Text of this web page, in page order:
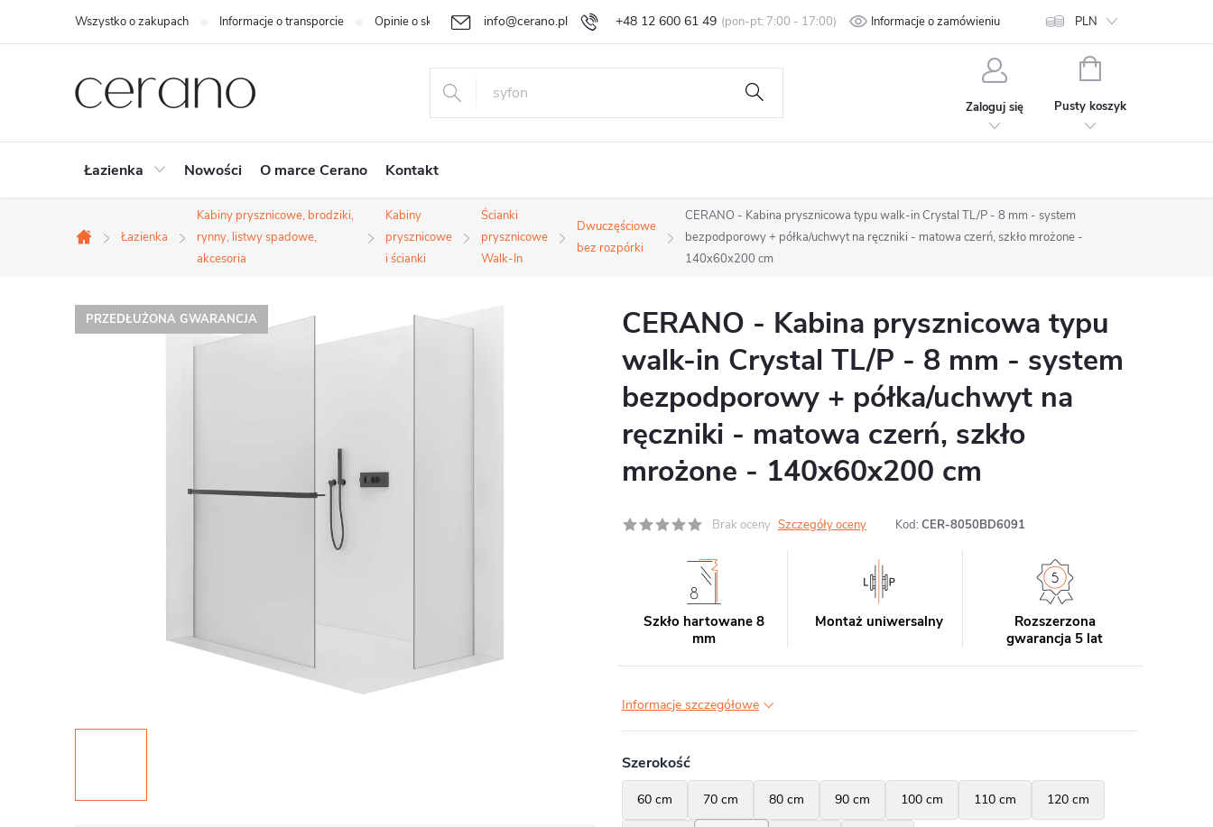
+48 12 600 61 49
info@cerano.pl
Wszystko o zakupach Informacje o transporcie Opinie o sklepie Indywidualna wycena Zwroty i reklamacje Regulamin Polityka prywatności Kontakt
Informacje o zamówieniu PLN
Zaloguj się
KOSZYK
Pusty koszyk
Łazienka Nowości O marce Cerano Kontakt
Home
Łazienka
Kabiny prysznicowe, brodziki,
rynny, listwy spadowe,
akcesoria
Kabiny
prysznicowe
i ścianki
Ścianki
prysznicowe
Walk-In
Dwuczęściowe
bez rozpórki
CERANO - Kabina prysznicowa typu walk-in Crystal TL/P - 8 mm - system
bezpodporowy + półka/uchwyt na ręczniki - matowa czerń, szkło mrożone -
140x60x200 cm
PRZEDŁUŻONA GWARANCJA
CERANO - Kabina prysznicowa typu
walk-in Crystal TL/P - 8 mm - system
bezpodporowy + półka/uchwyt na
ręczniki - matowa czerń, szkło
mrożone - 140x60x200 cm
Brak oceny Szczegóły oceny Kod: CER-8050BD6091
Szkło hartowane 8
mm
Montaż uniwersalny
Rozszerzona
gwarancja 5 lat
Informacje szczegółowe